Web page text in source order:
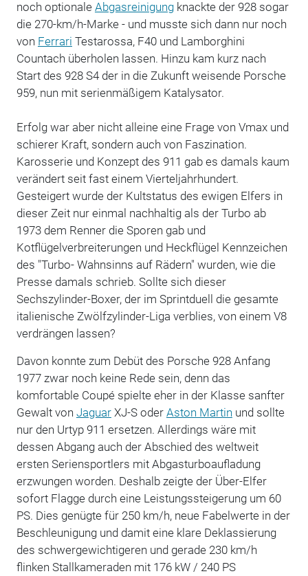
noch optionale Abgasreinigungknackte der 928 sogar
die 270-km/h-Marke - und musste sich dann nur noch
von Ferrari Testarossa, F40 und Lamborghini
Countach überholen lassen. Hinzu kam kurz nach
Start des 928 S4 der in die Zukunft weisende Porsche
959, nun mit serienmäßigem Katalysator.
Erfolg war aber nicht alleine eine Frage von Vmax und
schierer Kraft, sondern auch von Faszination.
Karosserie und Konzept des 911 gab es damals kaum
verändert seit fast einem Vierteljahrhundert.
Gesteigert wurde der Kultstatus des ewigen Elfers in
dieser Zeit nur einmal nachhaltig als der Turbo ab
1973 dem Renner die Sporen gab und
Kotflügelverbreiterungen und Heckflügel Kennzeichen
des "Turbo- Wahnsinns auf Rädern" wurden, wie die
Presse damals schrieb. Sollte sich dieser
Sechszylinder-Boxer, der im Sprintduell die gesamte
italienische Zwölfzylinder-Liga verblies, von einem V8
verdrängen lassen?
Davon konnte zum Debüt des Porsche 928 Anfang
1977 zwar noch keine Rede sein, denn das
komfortable Coupé spielte eher in der Klasse sanfter
Gewalt von JaguarXJ-S oder Aston Martin und sollte
nur den Urtyp 911 ersetzen. Allerdings wäre mit
dessen Abgang auch der Abschied des weltweit
ersten Seriensportlers mit Abgasturboaufladung
erzwungen worden. Deshalb zeigte der Über-Elfer
sofort Flagge durch eine Leistungssteigerung um 60
PS. Dies genügte für 250 km/h, neue Fabelwerte in der
Beschleunigung und damit eine klare Deklassierung
des schwergewichtigeren und gerade 230 km/h
flinken Stallkameraden mit 176 kW / 240 PS